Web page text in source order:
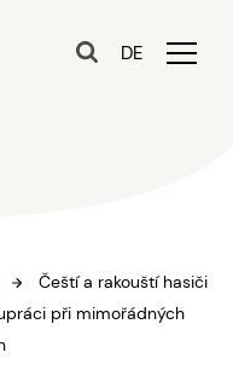
DE
Čeští a rakouští hasiči
při mimořádných